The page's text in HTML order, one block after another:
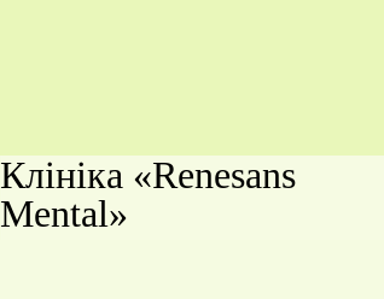
Клініка «Renesans
Mental»